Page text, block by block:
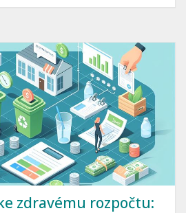
mohou pomoci tento cíl
i s omezeným rozpočtem.
zdravému rozpočtu: